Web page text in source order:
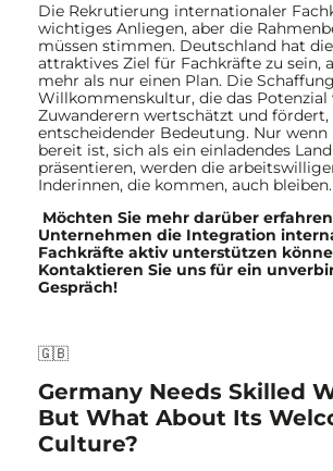
Die Rekrutierung internationaler
wichtiges Anliegen, aber die
müssen stimmen. Deutschland hat
attraktives Ziel für Fachkräfte zu sein,
mehr als nur einen Plan. Die
Willkommenskultur, die das Potenzial
Zuwanderern wertschätzt und fördert,
entscheidender Bedeutung. Nur
bereit ist, sich als ein einladendes
präsentieren, werden die
Inderinnen, die kommen, auch bleiben.
Möchten Sie mehr darüber
Unternehmen die Integration
Fachkräfte aktiv unterstützen
Kontaktieren Sie uns für ein
Gespräch!
🇬🇧
Germany Needs Skilled
But What About Its
Culture?